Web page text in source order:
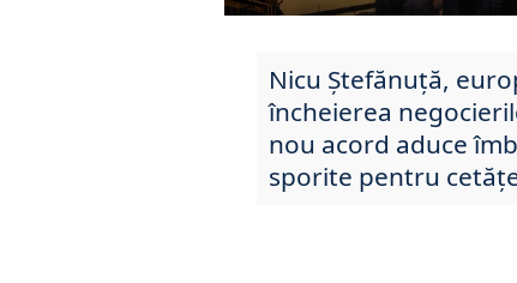
Nicu Ștefănuță,
încheierea
nou acord aduce
sporite pentru